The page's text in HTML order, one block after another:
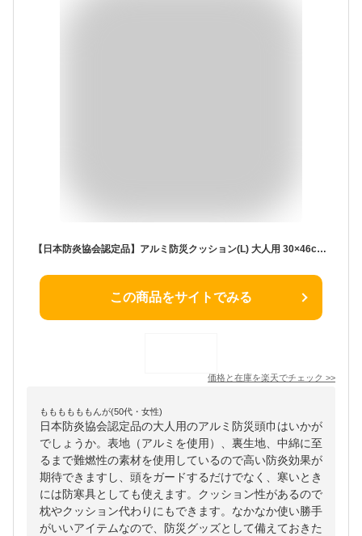
【日本防炎協会認定品】アルミ防災クッション(L) 大人用 30×46cm | 防災ずきん 防災頭巾 防災用品 大人用 会社 法人 中学校 中学生 日本防炎協会認定品 避難訓練 防災訓練 消防 アルミ 断熱 防炎 クッション 火災 男性 女性 背もたれ 収納 日本 日本製 メンズ レディース
この商品をサイトでみる
価格と在庫を楽天でチェック >>
ももももももんが(50代・女性)
日本防炎協会認定品の大人用のアルミ防災頭巾はいかが
でしょうか。表地（アルミを使用）、裏生地、中綿に至
るまで難燃性の素材を使用しているので高い防炎効果が
期待できますし、頭をガードするだけでなく、寒いとき
には防寒具としても使えます。クッション性があるので
枕やクッション代わりにもできます。なかなか使い勝手
がいいアイテムなので、防災グッズとして備えておきた